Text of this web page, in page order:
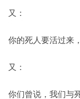
又：
你的死人要活过来
又：
你们曾说，我们与